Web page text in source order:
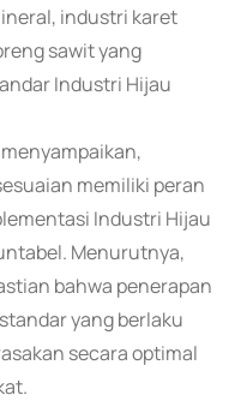
industri karet
sawit yang
Industri Hijau
memiliki peran
Industri Hijau
Menurutnya,
bahwa penerapan
yang berlaku
secara optimal